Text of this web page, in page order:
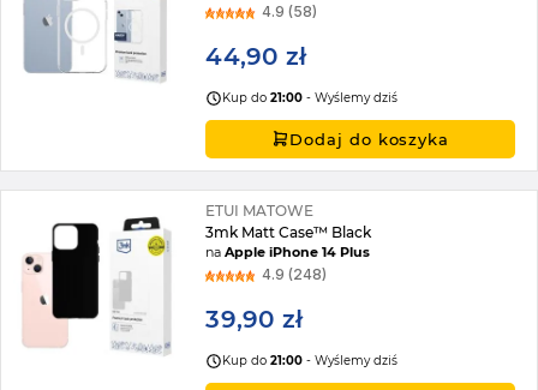
4.9 (58)
44,90 zł
Kup do21:00 - Wyślemy dziś
Dodaj do koszyka
ETUI MATOWE
3mk Matt Case™ Black
naApple iPhone 14 Plus
4.9 (248)
39,90 zł
Kup do21:00 - Wyślemy dziś